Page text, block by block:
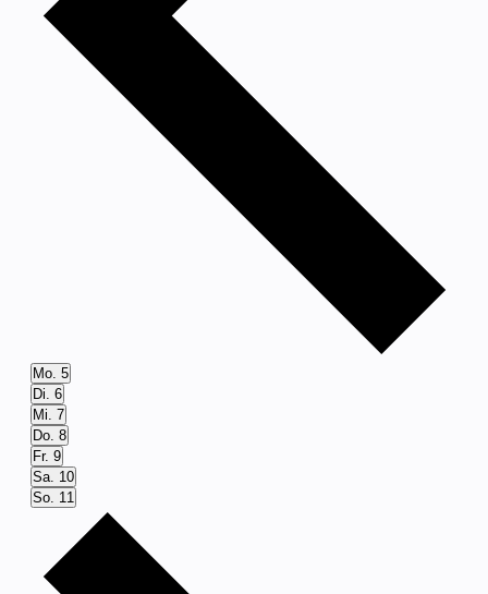
Mo. 5
Di. 6
Mi. 7
Do. 8
Fr. 9
Sa. 10
So. 11